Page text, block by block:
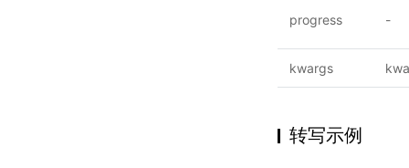
progress -
kwargs
转写示例